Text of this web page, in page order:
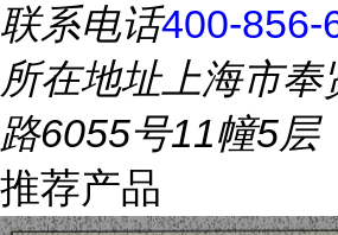
联系电话400-856-
所在地址上海市奉
路6055号11幢5层
推荐产品